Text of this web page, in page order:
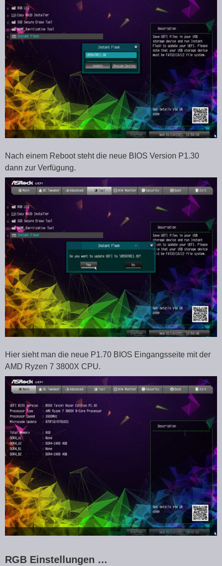
Nach einem Reboot steht die neue BIOS Version P1.30
dann zur Verfügung.
Hier sieht man die neue P1.70 BIOS Eingangsseite mit der
AMD Ryzen 7 3800X CPU.
RGB Einstellungen …